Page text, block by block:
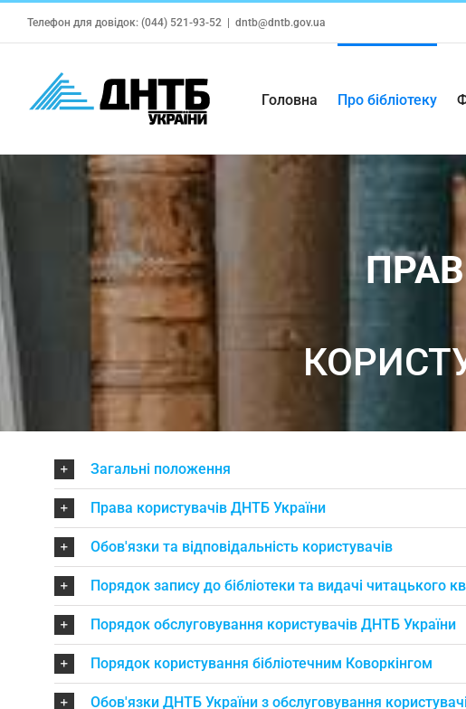
Телефон для довідок: (044) 521-93-52 dntb@dntb.gov.ua
Головна Про бібліотеку
Загальні положення
Права користувачів ДНТБ України
Обов'язки та відповідальність користувачів
Порядок запису до бібліотеки та видачі читацького
Порядок обслуговування користувачів ДНТБ України
Порядок користування бібліотечним Коворкінгом
Обов'язки ДНТБ України з обслуговування